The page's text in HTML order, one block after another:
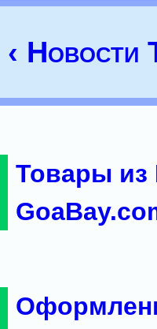
‹ Новости
Товары